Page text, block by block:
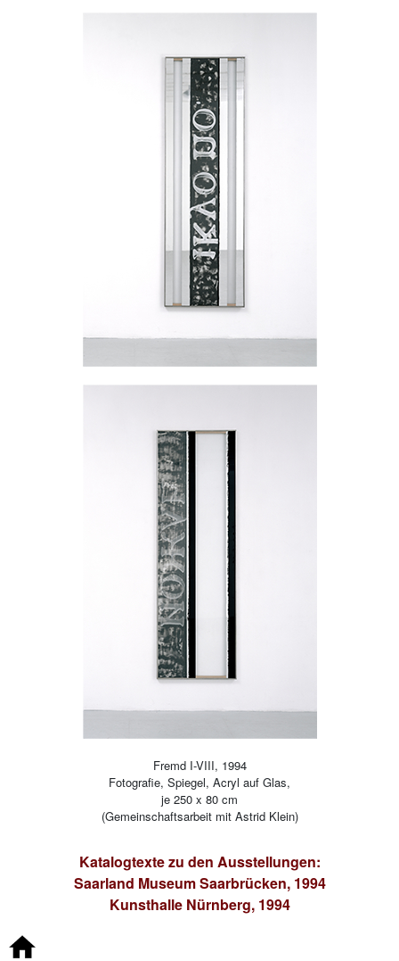
Fremd I-VIII, 1994
Fotografie, Spiegel, Acryl auf Glas,
je 250 x 80 cm
(Gemeinschaftsarbeit mit Astrid Klein)
Katalogtexte zu den Ausstellungen:
Saarland Museum Saarbrücken, 1994
Kunsthalle Nürnberg, 1994